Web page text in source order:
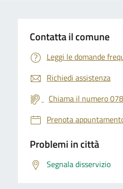
Contatta il comune
Leggi le domande
Richiedi assistenza
Chiama il numero
Prenota
Problemi in città
Segnala disservizio